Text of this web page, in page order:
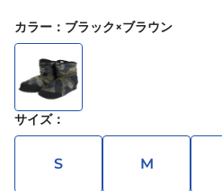
カラー ： ブラック×ブラウン
サイズ：
S M